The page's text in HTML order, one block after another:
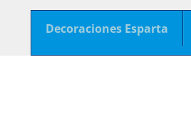
Decoraciones Esparta